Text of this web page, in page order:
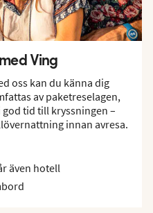
Ving
oss kan du känna dig
av paketreselagen,
tid till kryssningen –
innan avresa.
även hotell